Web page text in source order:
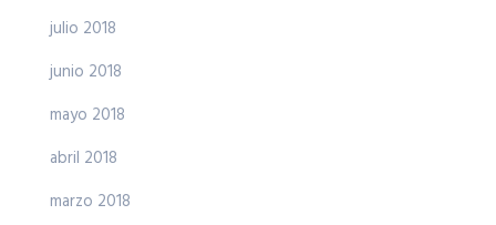
julio 2018
junio 2018
mayo 2018
abril 2018
marzo 2018